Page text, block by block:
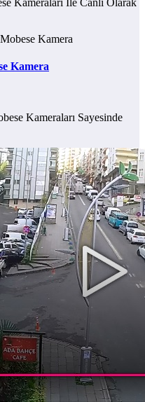
Kamera
Kameraları Sayesinde